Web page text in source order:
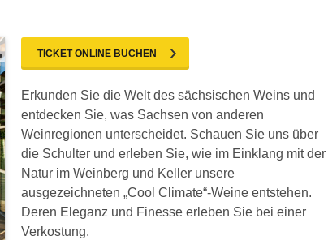
TICKET ONLINE BUCHEN
Erkunden Sie die Welt des sächsischen Weins und
entdecken Sie, was Sachsen von anderen
Weinregionen unterscheidet. Schauen Sie uns über
die Schulter und erleben Sie, wie im Einklang mit der
Natur im Weinberg und Keller unsere
ausgezeichneten „Cool Climate“-Weine entstehen.
Deren Eleganz und Finesse erleben Sie bei einer
Verkostung.